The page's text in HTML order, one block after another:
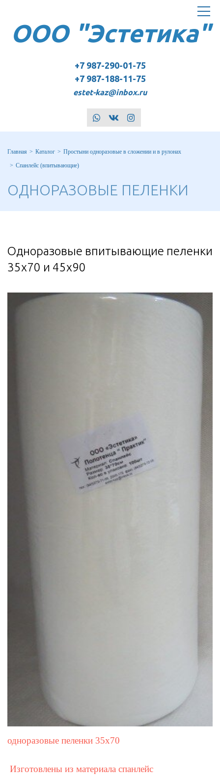
ООО "Эстетика"
+7 987-290-01-75
+7 987-188-11-75
estet-kaz@inbox.ru
whatsapp
vk instagram
Toggle
Главная Каталог
Простыни одноразовые в сложении и в рулонах
Спанлейс (впитывающие)
ОДНОРАЗОВЫЕ ПЕЛЕНКИ
Одноразовые впитывающие пеленки
35х70 и 45х90
одноразовые пеленки 35х70
Изготовлены из материала спанлейс